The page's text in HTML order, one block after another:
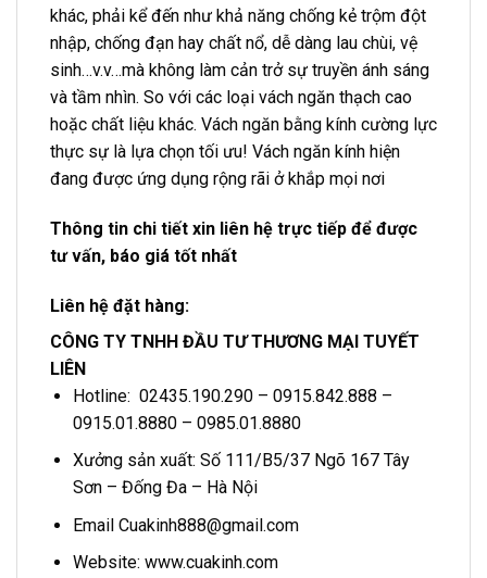
khác, phải kể đến như khả năng chống kẻ trộm đột
nhập, chống đạn hay chất nổ, dễ dàng lau chùi, vệ
sinh…v.v…mà không làm cản trở sự truyền ánh sáng
và tầm nhìn. So với các loại vách ngăn thạch cao
hoặc chất liệu khác. Vách ngăn bằng kính cường lực
thực sự là lựa chọn tối ưu! Vách ngăn kính hiện
đang được ứng dụng rộng rãi ở khắp mọi nơi
Thông tin chi tiết xin liên hệ trực tiếp để được
tư vấn, báo giá tốt nhất
Liên hệ đặt hàng:
CÔNG TY TNHH ĐẦU TƯ THƯƠNG MẠI TUYẾT
LIÊN
Hotline: 02435.190.290 – 0915.842.888 –
0915.01.8880 – 0985.01.8880
Xưởng sản xuất: Số 111/B5/37 Ngõ 167 Tây
Sơn – Đống Đa – Hà Nội
Email Cuakinh888@gmail.com
Website: www.cuakinh.com